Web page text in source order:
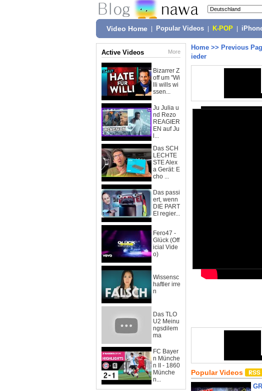
Video Home Popular Videos K-POP
Active Videos More
Bizarrer Z
off um "Wi
lli wills wi
ssen...
Ju Julia u
nd Rezo
REAGIER
EN auf Ju
l...
Das SCH
LECHTE
STE Alex
a Gerät: E
cho ...
Das passi
ert, wenn
DIE PART
EI regier...
Fero47 -
Glück (Off
icial Vide
o)
Wissensc
haftler irre
n
Das TLO
U2 Meinu
ngsdilem
ma
FC Bayer
n Münche
n II - 1860
Münche
n...
Home >> Previous
ieder
Popular Videos